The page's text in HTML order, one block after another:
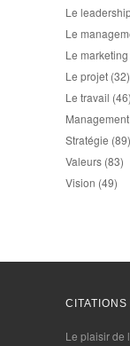
Le
Le
Le
Le projet (32)
Le travail (46)
Stratégie (89)
Valeurs (83)
Vision (49)
Le plaisir de